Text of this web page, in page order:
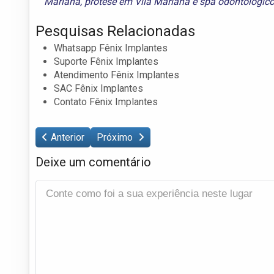
Pesquisas Relacionadas
Whatsapp Fênix Implantes
Suporte Fênix Implantes
Atendimento Fênix Implantes
SAC Fênix Implantes
Contato Fênix Implantes
Anterior Próximo
Deixe um comentário